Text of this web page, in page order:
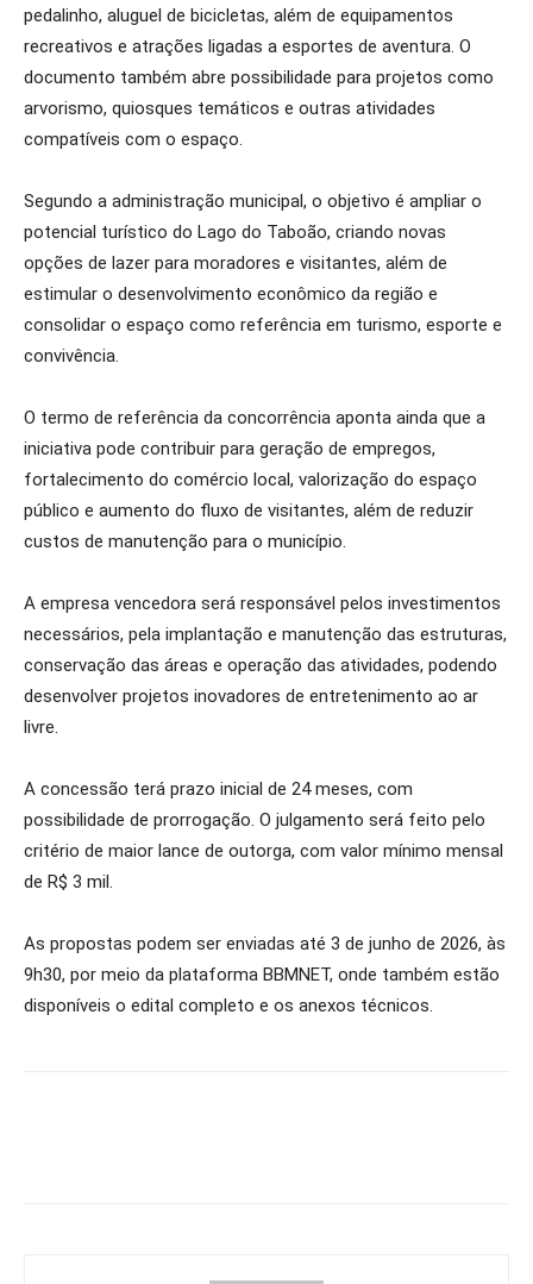
pedalinho, aluguel de bicicletas, além de equipamentos
recreativos e atrações ligadas a esportes de aventura. O
documento também abre possibilidade para projetos como
arvorismo, quiosques temáticos e outras atividades
compatíveis com o espaço.
Segundo a administração municipal, o objetivo é ampliar o
potencial turístico do Lago do Taboão, criando novas
opções de lazer para moradores e visitantes, além de
estimular o desenvolvimento econômico da região e
consolidar o espaço como referência em turismo, esporte e
convivência.
O termo de referência da concorrência aponta ainda que a
iniciativa pode contribuir para geração de empregos,
fortalecimento do comércio local, valorização do espaço
público e aumento do fluxo de visitantes, além de reduzir
custos de manutenção para o município.
A empresa vencedora será responsável pelos investimentos
necessários, pela implantação e manutenção das estruturas,
conservação das áreas e operação das atividades, podendo
desenvolver projetos inovadores de entretenimento ao ar
livre.
A concessão terá prazo inicial de 24 meses, com
possibilidade de prorrogação. O julgamento será feito pelo
critério de maior lance de outorga, com valor mínimo mensal
de R$ 3 mil.
As propostas podem ser enviadas até 3 de junho de 2026, às
9h30, por meio da plataforma BBMNET, onde também estão
disponíveis o edital completo e os anexos técnicos.